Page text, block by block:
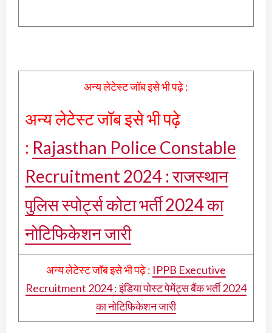
अन्य लेटेस्ट जॉब इसे भी पढ़े :
अन्य लेटेस्ट जॉब इसे भी पढ़े
: Rajasthan Police Constable
Recruitment 2024 : राजस्थान
पुलिस स्पोर्ट्स कोटा भर्ती 2024 का
नोटिफिकेशन जारी
अन्य लेटेस्ट जॉब इसे भी पढ़े : IPPB Executive
Recruitment 2024 : इंडिया पोस्ट पेमेंट्स बैंक भर्ती 2024
का नोटिफिकेशन जारी